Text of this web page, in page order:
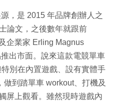
，是 2015 年品牌創辦人之
論文，之後數年就跟前
企業家 Erling Magnus
出市面。說來這款電競單車
別在內置遊戲、設有實體手
到踏單車 workout、打機及
屏上觀看。雖然現時遊戲內